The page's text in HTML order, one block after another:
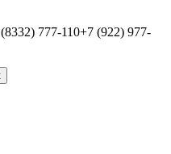
777-110+7 (922) 977-